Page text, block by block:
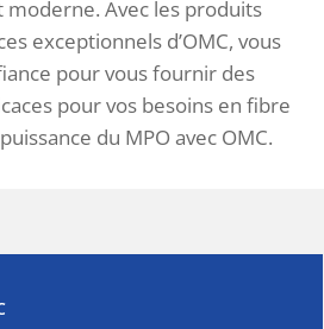
Avec les produits
exceptionnels d’OMC, vous
pour vous fournir des
pour vos besoins en fibre
du MPO avec OMC.